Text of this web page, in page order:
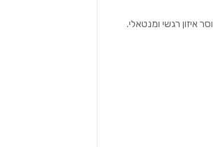
איזון רגשי ומנטאלי.